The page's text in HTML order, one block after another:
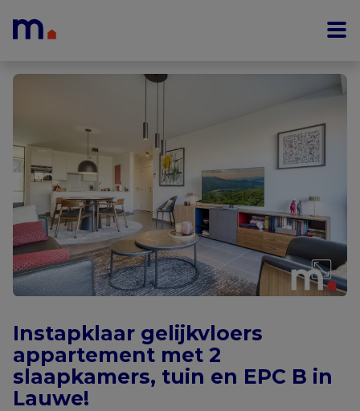
Instapklaar gelijkvloers
appartement met 2
slaapkamers, tuin en EPC B in
Lauwe!